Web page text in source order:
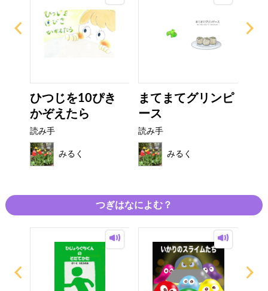
ひつじを10ぴき
かぞえたら
読み手
みるく
まてまてグリンピ
ース
読み手
みるく
つぎはなによむ？